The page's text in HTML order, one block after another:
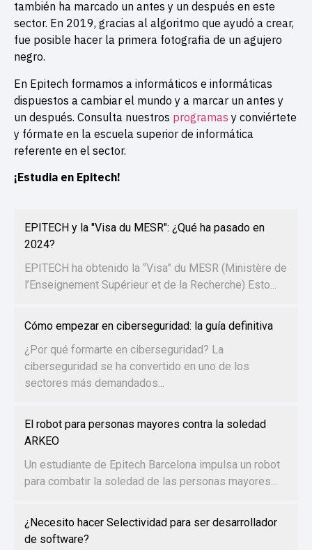
también ha marcado un antes y un después en este
sector. En 2019, gracias al algoritmo que ayudó a crear,
fue posible hacer la primera fotografia de un agujero
negro.
En Epitech formamos a informáticos e informáticas
dispuestos a cambiar el mundo y a marcar un antes y
un después. Consulta nuestros programas y conviértete
y fórmate en la escuela superior de informática
referente en el sector.
¡Estudia en Epitech!
EPITECH y la "Visa du MESR": ¿Qué ha pasado en
2024?
EPITECH ha obtenido la “Visa” du MESR (Ministère de
l’Enseignement Supérieur et de la Recherche) Esto...
Cómo empezar en ciberseguridad: la guía definitiva
¿Por qué formarte en ciberseguridad? La
ciberseguridad se ha convertido en uno de los
sectores más demandados...
El robot para personas mayores contra la soledad
ARKEO
Un estudiante de Epitech Barcelona impulsa un robot
para combatir la soledad de las personas mayores...
¿Necesito hacer Selectividad para ser desarrollador
de software?